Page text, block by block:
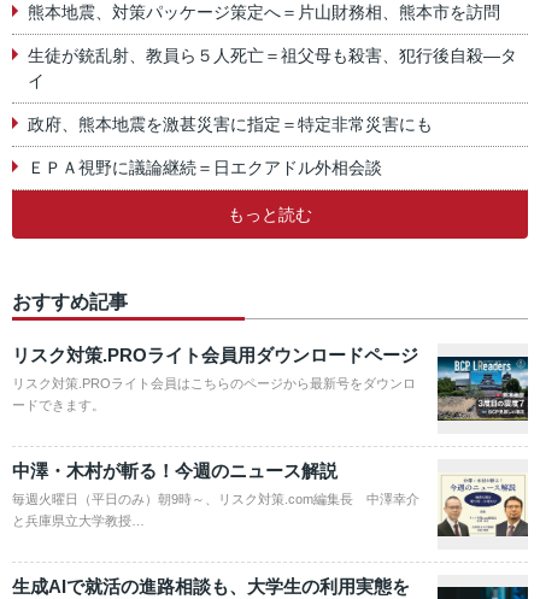
熊本地震、対策パッケージ策定へ＝片山財務相、熊本市を訪問
生徒が銃乱射、教員ら５人死亡＝祖父母も殺害、犯行後自殺―タ
イ
政府、熊本地震を激甚災害に指定＝特定非常災害にも
ＥＰＡ視野に議論継続＝日エクアドル外相会談
もっと読む
おすすめ記事
リスク対策.PROライト会員用ダウンロードページ
リスク対策.PROライト会員はこちらのページから最新号をダウンロ
ードできます。
中澤・木村が斬る！今週のニュース解説
毎週火曜日（平日のみ）朝9時～、リスク対策.com編集長 中澤幸介
と兵庫県立大学教授…
生成AIで就活の進路相談も、大学生の利用実態を